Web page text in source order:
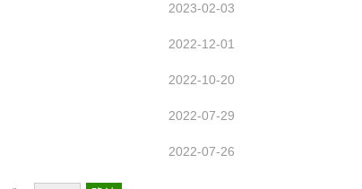
2023-02-03
2022-12-01
2022-10-20
2022-07-29
2022-07-26